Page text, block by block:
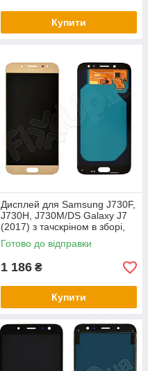
Купити
Дисплей для Samsung J730F,
J730H, J730M/DS Galaxy J7
(2017) з тачскріном в зборі,
колір золотий, OLED
Готово до відправки
1 186 ₴
Купити